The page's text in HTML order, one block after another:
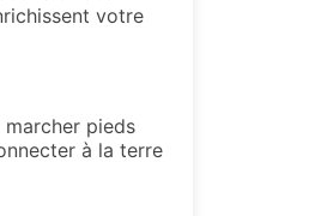
votre
pieds
à la terre